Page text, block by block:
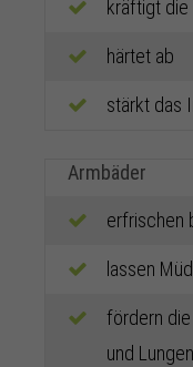
kräftigt die
härtet ab
stärkt das
Armbäder
erfrischen
lassen
fördern
und Lungen